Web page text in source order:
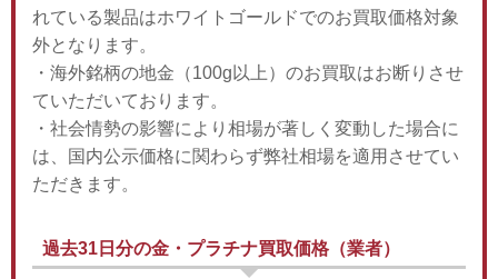
れている製品はホワイトゴールドでのお買取価格対象
外となります。
・海外銘柄の地金（100g以上）のお買取はお断りさせ
ていただいております。
・社会情勢の影響により相場が著しく変動した場合に
は、国内公示価格に関わらず弊社相場を適用させてい
ただきます。
過去31日分の金・プラチナ買取価格（業者）